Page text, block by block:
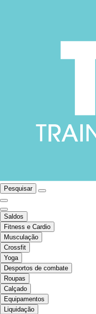
Pesquisar
Saldos
Fitness e Cardio
Musculação
Crossfit
Yoga
Desportos de combate
Roupas
Calçado
Equipamentos
Liquidação